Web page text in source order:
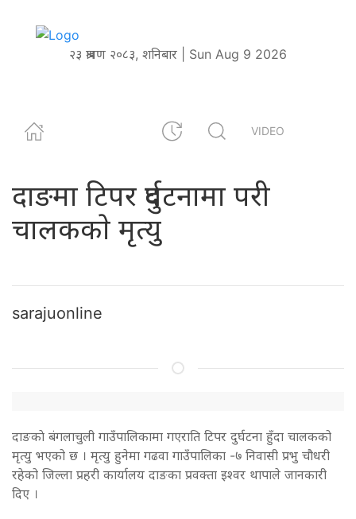
२३ श्रावण २०८३, शनिबार | Sun Aug 9 2026
VIDEO
दाङमा टिपर दुर्घटनामा परी
चालककाे मृत्यु
sarajuonline
दाङकाे बंगलाचुली गाउँपालिकामा गएराति टिपर दुर्घटना हुँदा चालकको
मृत्यु भएको छ । मृत्यु हुनेमा गढवा गाउँपालिका -७ निवासी प्रभु चौधरी
रहेको जिल्ला प्रहरी कार्यालय दाङका प्रवक्ता इश्वर थापाले जानकारी
दिए ।